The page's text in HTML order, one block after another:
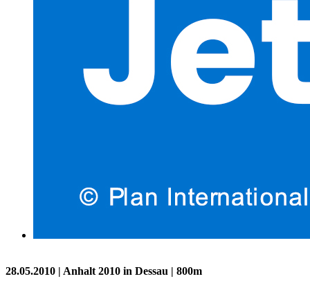
28.05.2010 | Anhalt 2010 in Dessau | 800m